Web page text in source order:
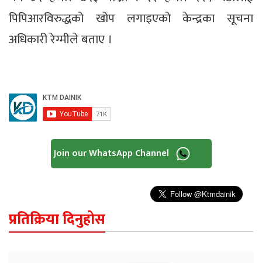
पिपिआरविरुद्धको खोप लगाइएको केन्द्रका सूचना
अधिकारी रेग्मीले बताए ।
Join our WhatsApp Channel
प्रतिक्रिया दिनुहोस